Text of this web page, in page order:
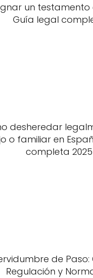
un testamento
Guía legal
desheredar
o familiar en
completa 2025
de
Regulación y